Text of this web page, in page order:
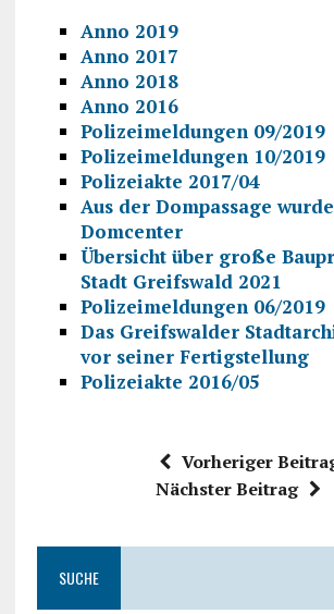
Anno 2019
Anno 2017
Anno 2018
Anno 2016
Polizeimeldungen 09/2019
Polizeimeldungen 10/2019
Polizeiakte 2017/04
Aus der Dompassage
Domcenter
Übersicht über große
Stadt Greifswald 2021
Polizeimeldungen 06/2019
Das Greifswalder
vor seiner Fertigstellung
Polizeiakte 2016/05
Vorheriger
Nächster Beitrag
SUCHE